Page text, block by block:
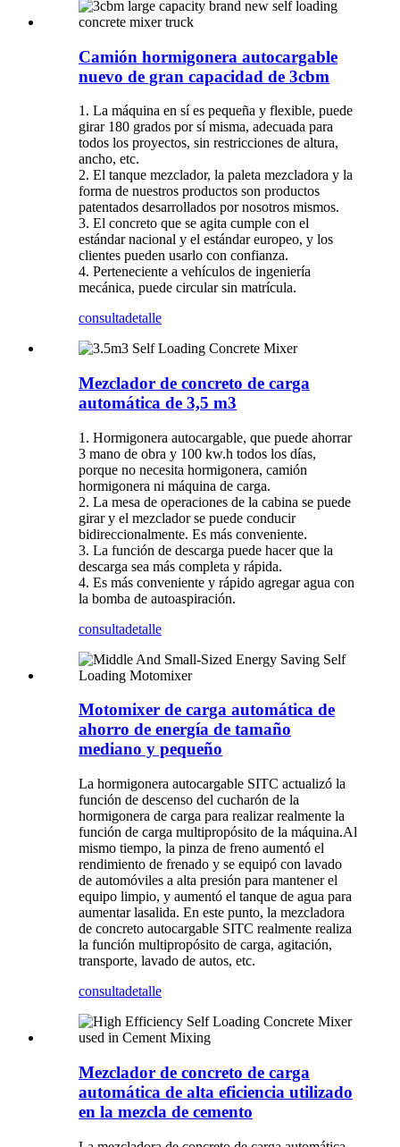
Camión hormigonera autocargable
nuevo de gran capacidad de 3cbm
1. La máquina en sí es pequeña y flexible, puede
girar 180 grados por sí misma, adecuada para
todos los proyectos, sin restricciones de altura,
ancho, etc.
2. El tanque mezclador, la paleta mezcladora y la
forma de nuestros productos son productos
patentados desarrollados por nosotros mismos.
3. El concreto que se agita cumple con el
estándar nacional y el estándar europeo, y los
clientes pueden usarlo con confianza.
4. Perteneciente a vehículos de ingeniería
mecánica, puede circular sin matrícula.
consultadetalle
Mezclador de concreto de carga
automática de 3,5 m3
1. Hormigonera autocargable, que puede ahorrar
3 mano de obra y 100 kw.h todos los días,
porque no necesita hormigonera, camión
hormigonera ni máquina de carga.
2. La mesa de operaciones de la cabina se puede
girar y el mezclador se puede conducir
bidireccionalmente. Es más conveniente.
3. La función de descarga puede hacer que la
descarga sea más completa y rápida.
4. Es más conveniente y rápido agregar agua con
la bomba de autoaspiración.
consultadetalle
Motomixer de carga automática de
ahorro de energía de tamaño
mediano y pequeño
La hormigonera autocargable SITC actualizó la
función de descenso del cucharón de la
hormigonera de carga para realizar realmente la
función de carga multipropósito de la máquina.Al
mismo tiempo, la pinza de freno aumentó el
rendimiento de frenado y se equipó con lavado
de automóviles a alta presión para mantener el
equipo limpio, y aumentó el tanque de agua para
aumentar lasalida. En este punto, la mezcladora
de concreto autocargable SITC realmente realiza
la función multipropósito de carga, agitación,
transporte, lavado de autos, etc.
consultadetalle
Mezclador de concreto de carga
automática de alta eficiencia utilizado
en la mezcla de cemento